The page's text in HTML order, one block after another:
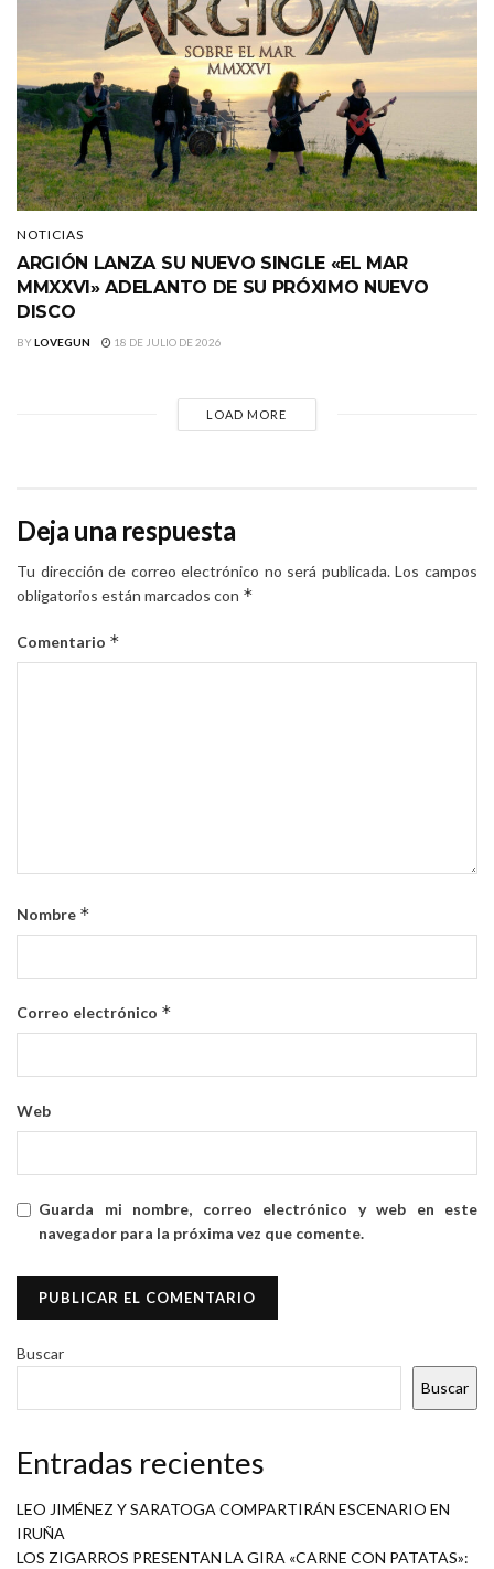
NOTICIAS
ARGIÓN LANZA SU NUEVO SINGLE «EL MAR
MMXXVI» ADELANTO DE SU PRÓXIMO NUEVO
DISCO
BYLOVEGUN 18 DE JULIO DE 2026
LOAD MORE
Deja una respuesta
Tu dirección de correo electrónico no será publicada. Los campos
obligatorios están marcados con *
Comentario *
Nombre *
Correo electrónico *
Web
Guarda mi nombre, correo electrónico y web en este
navegador para la próxima vez que comente.
Buscar
Buscar
Entradas recientes
LEO JIMÉNEZ Y SARATOGA COMPARTIRÁN ESCENARIO EN
IRUÑA
LOS ZIGARROS PRESENTAN LA GIRA «CARNE CON PATATAS»: